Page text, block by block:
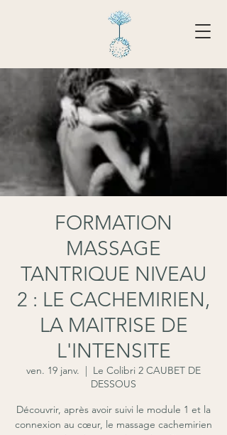
Tarifs - Réserver
FORMATION
MASSAGE
TANTRIQUE NIVEAU
2 : LE CACHEMIRIEN,
LA MAITRISE DE
L'INTENSITE
ven. 19 janv.
  |
Le Colibri 2 CAUBET DE
DESSOUS
Découvrir, après avoir suivi le module 1 et la
connexion au cœur, le massage cachemirien